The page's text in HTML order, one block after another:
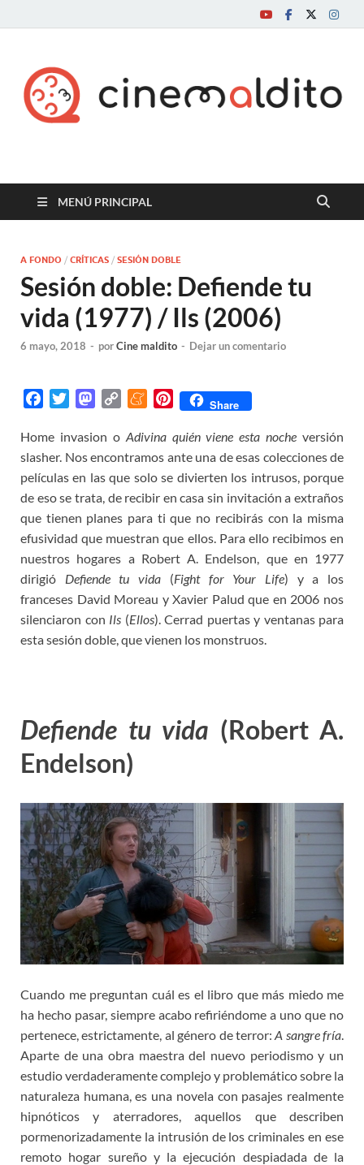
Cine maldito
MENÚ PRINCIPAL
A FONDO / CRÍTICAS / SESIÓN DOBLE
Sesión doble: Defiende tu
vida (1977) / Ils (2006)
6 mayo, 2018 - porCine maldito - Dejar un comentario
c
e
b
o
o
k
i
t
t
e
r
M
s
t
o
d
o
n
p
y
L
i
n
k
M
n
e
a
m
e
P
n
t
e
r
e
s
t
Share
Home invasion o Adivina quién viene esta noche versión
slasher. Nos encontramos ante una de esas colecciones de
películas en las que solo se divierten los intrusos, porque
de eso se trata, de recibir en casa sin invitación a extraños
que tienen planes para ti que no recibirás con la misma
efusividad que muestran que ellos. Para ello recibimos en
nuestros hogares a Robert A. Endelson, que en 1977
dirigió Defiende tu vida (Fight for Your Life) y a los
franceses David Moreau y Xavier Palud que en 2006 nos
silenciaron con Ils (Ellos). Cerrad puertas y ventanas para
esta sesión doble, que vienen los monstruos.
Defiende tu vida (Robert A.
Endelson)
Cuando me preguntan cuál es el libro que más miedo me
ha hecho pasar, siempre acabo refiriéndome a uno que no
pertenece, estrictamente, al género de terror:A sangre fría
Aparte de una obra maestra del nuevo periodismo y un
estudio verdaderamente complejo y problemático sobre la
naturaleza humana, es una novela con pasajes realmente
hipnóticos y aterradores, aquellos que describen
pormenorizadamente la intrusión de los criminales en ese
remoto hogar sureño y la ejecución despiadada de la